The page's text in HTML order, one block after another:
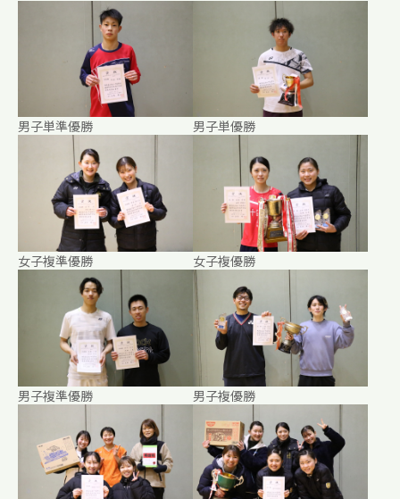
男子単準優勝 男子単優勝
女子複準優勝 女子複優勝
男子複準優勝 男子複優勝